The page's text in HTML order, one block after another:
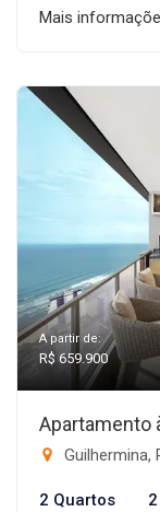
Mais
A partir de:
R$ 659.900
Apartamento
Guilhermina,
2 Quartos